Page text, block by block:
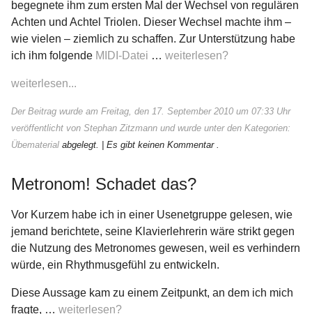
begegnete ihm zum ersten Mal der Wechsel von regulären
Achten und Achtel Triolen. Dieser Wechsel machte ihm –
wie vielen – ziemlich zu schaffen. Zur Unterstützung habe
ich ihm folgende MIDI-Datei … weiterlesen?
weiterlesen...
Der Beitrag wurde am Freitag, den 17. September 2010 um 07:33 Uhr
veröffentlicht von Stephan Zitzmann und wurde unter den Kategorien:
Übematerial abgelegt. | Es gibt keinen Kommentar .
Metronom! Schadet das?
Vor Kurzem habe ich in einer Usenetgruppe gelesen, wie
jemand berichtete, seine Klavierlehrerin wäre strikt gegen
die Nutzung des Metronomes gewesen, weil es verhindern
würde, ein Rhythmusgefühl zu entwickeln.
Diese Aussage kam zu einem Zeitpunkt, an dem ich mich
fragte, … weiterlesen?